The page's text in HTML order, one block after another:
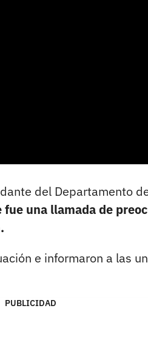
del Departamento
una llamada de
e informaron a las
PUBLICIDAD